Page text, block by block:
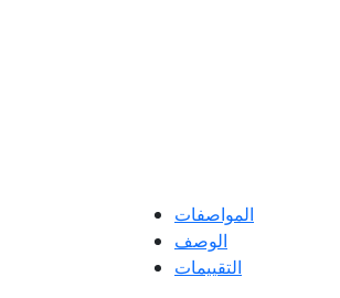
المواصفات
الوصف
التقييمات